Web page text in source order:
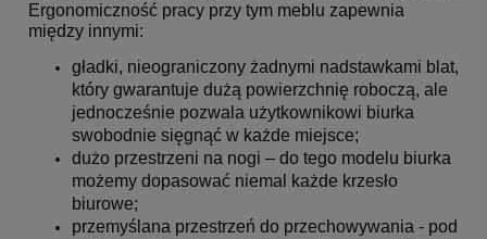
Ergonomiczność pracy przy tym meblu zapewnia
między innymi:
gładki, nieograniczony żadnymi nadstawkami blat,
który gwarantuje dużą powierzchnię roboczą, ale
jednocześnie pozwala użytkownikowi biurka
swobodnie sięgnąć w każde miejsce;
dużo przestrzeni na nogi – do tego modelu biurka
możemy dopasować niemal każde krzesło
biurowe;
przemyślana przestrzeń do przechowywania - pod